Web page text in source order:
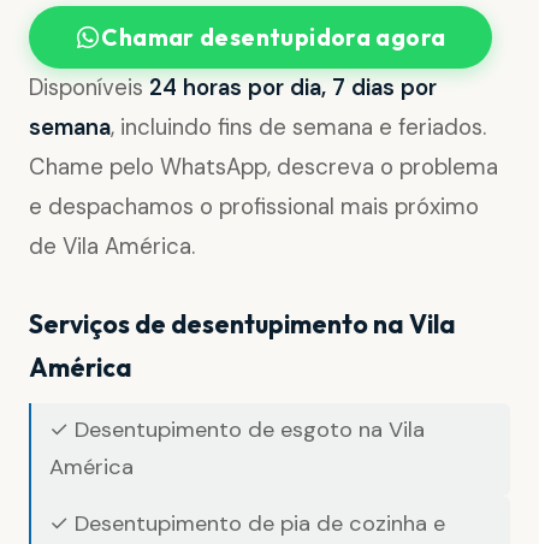
Chamar desentupidora agora
Disponíveis 24 horas por dia, 7 dias por
semana, incluindo fins de semana e feriados.
Chame pelo WhatsApp, descreva o problema
e despachamos o profissional mais próximo
de Vila América.
Serviços de desentupimento na Vila
América
✓ Desentupimento de esgoto na Vila
América
✓ Desentupimento de pia de cozinha e